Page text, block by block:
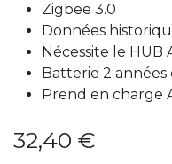
Zigbee 3.0
Données
Nécessite le HUB
Batterie 2 années
Prend en charge
32,40 €